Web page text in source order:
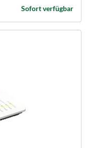
Sofort verfügbar